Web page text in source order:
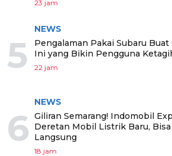
23 jam
5
NEWS
Pengalaman Pakai Subaru
Ini yang Bikin Pengguna
22 jam
6
NEWS
Giliran Semarang! Indomobil
Deretan Mobil Listrik Baru,
Langsung
18 jam